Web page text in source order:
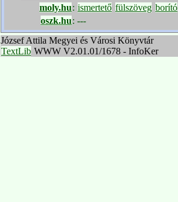
moly.hu: ismertető fülszöveg borító
oszk.hu: ---
József Attila Megyei és Városi Könyvtár
TextLib WWW V2.01.01/1678 - InfoKer